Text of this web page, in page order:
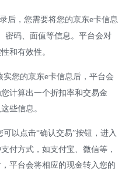
后，您需要将您的京东e卡信息
密码、面值等信息。平台会对
和有效性。
实您的京东e卡信息后，平台会
计算出一个折扣率和交易金
些信息。
以点击“确认交易”按钮，进入
付方式，如支付宝、微信等，
平台会将相应的现金转入您的